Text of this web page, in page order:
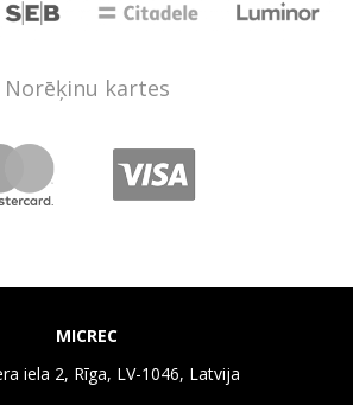
Norēķinu kartes
MICREC
iela 2, Rīga, LV-1046, Latvija